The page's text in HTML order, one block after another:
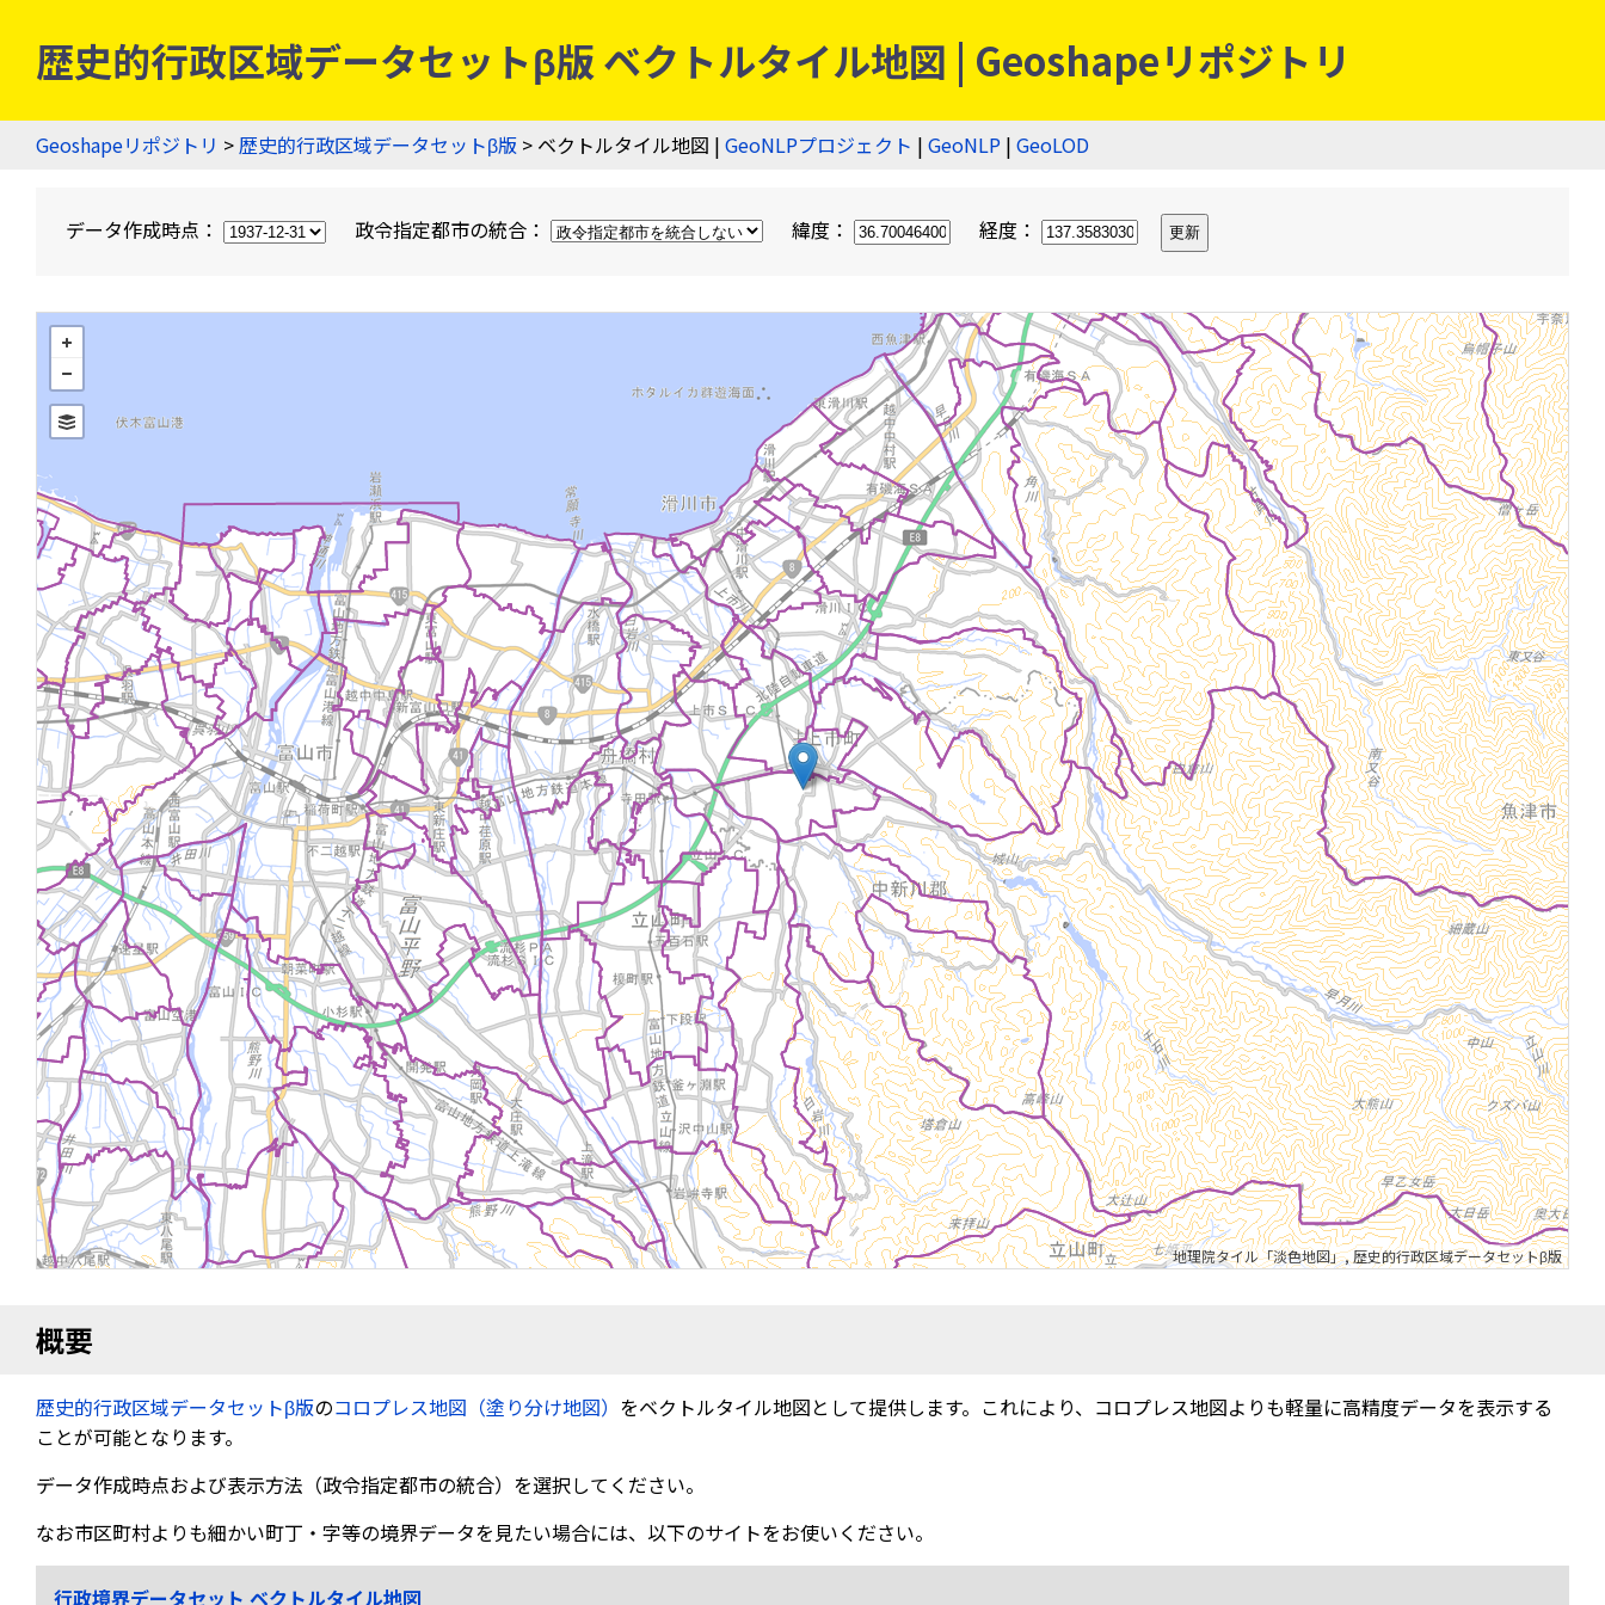
歴史的行政区域データセットβ版 ベクトルタイル地図 | Geoshapeリポジトリ
Geoshapeリポジトリ >歴史的行政区域データセットβ版 > ベクトルタイル地図 | GeoNLPプロジェクト | GeoNLP | GeoLOD
データ作成時点： 政令指定都市の統合： 緯度： 経度：
地理院タイル「淡色地図」,歴史的行政区域データセットβ版
概要
歴史的行政区域データセットβ版のコロプレス地図（塗り分け地図） をベクトルタイル地図として提供します。これにより、コロプレス地図よりも軽量に高精度データを表示する
ことが可能となります。
データ作成時点および表示方法（政令指定都市の統合）を選択してください。
なお市区町村よりも細かい町丁・字等の境界データを見たい場合には、以下のサイトをお使いください。
行政境界データセット ベクトルタイル地図